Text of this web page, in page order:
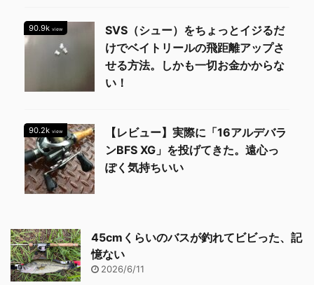
90.9k view
SVS（シュー）をちょっとイジるだ
けでベイトリールの飛距離アップさ
せる方法。しかも一切お金かからな
い！
90.2k view
【レビュー】実際に「16アルデバラ
ンBFS XG」を投げてきた。遠心っ
ぽく気持ちいい
45cmくらいのバスが釣れてビビった、記
憶ない
2026/6/11